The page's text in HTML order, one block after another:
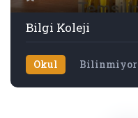
Bilgi Koleji
Okul Bilinmiyor